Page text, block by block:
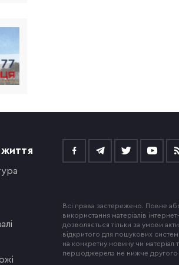
Всі права застережено. Повне
використання матеріалів
дозволяється тільки за умови
відкритого для пошукових
на конкретну новину чи матеріал
першоджерела не нижче другого